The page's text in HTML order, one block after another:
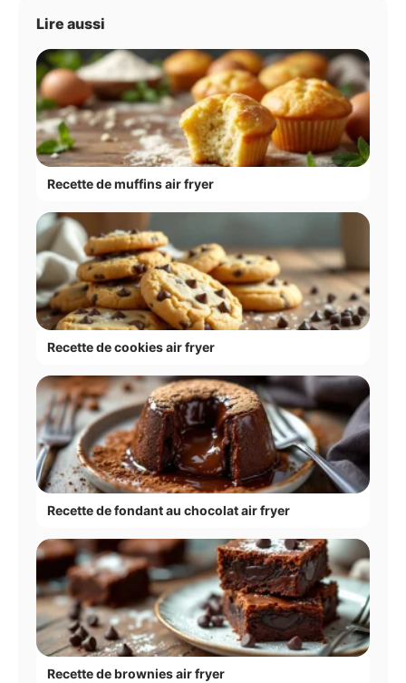
Lire aussi
Recette de muffins air fryer
Recette de cookies air fryer
Recette de fondant au chocolat air fryer
Recette de brownies air fryer